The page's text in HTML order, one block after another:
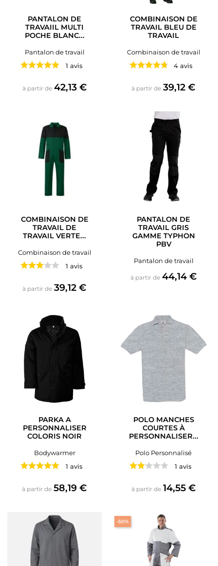
PANTALON DE
TRAVAIIL MULTI
POCHE BLANC...
Pantalon de travail
1 avis
à partir de Prix
42,13 €
COMBINAISON DE
TRAVAIL BLEU DE
TRAVAIL
Combinaison de travail
4 avis
à partir de Prix
39,12 €
COMBINAISON DE
TRAVAIL DE
TRAVAIL VERTE...
Combinaison de travail
1 avis
à partir de Prix
39,12 €
PANTALON DE
TRAVAIL GRIS
GAMME TYPHON
PBV
Pantalon de travail
à partir de Prix
44,14 €
PARKA A
PERSONNALISER
COLORIS NOIR
Bodywarmer
1 avis
à partir de Prix
58,19 €
POLO MANCHES
COURTES À
PERSONNALISER...
Polo Personnalisé
1 avis
à partir de Prix
14,55 €
-50%